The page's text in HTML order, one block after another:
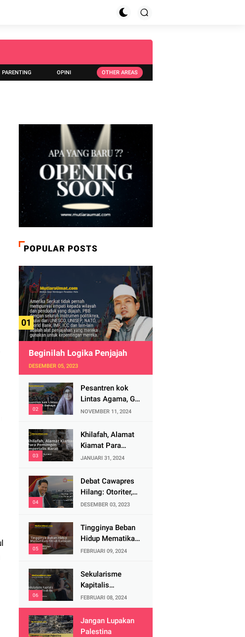
PARENTING OPINI OTHER AREAS
POPULAR POSTS
Beginilah Logika Penjajah
DESEMBER 05, 2023
Pesantren kok
Lintas Agama, Ga
Bahaya Tah?
NOVEMBER 11, 2024
Khilafah, Alamat
Kiamat Para
Pemimpin
JANUARI 31, 2024
Debat Cawapres
Hilang: Otoriter,
KPU Pengawal
Demokrasi?
DESEMBER 03, 2023
Tingginya Beban
Hidup Mematikan
Fitrah Keibuan
FEBRUARI 09, 2024
Sekularisme
Kapitalis
Mematikan Fitrah
Ibu
FEBRUARI 08, 2024
Jangan Lupakan
Palestina